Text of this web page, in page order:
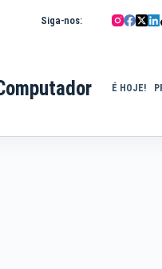
Siga-nos:
É HOJE!